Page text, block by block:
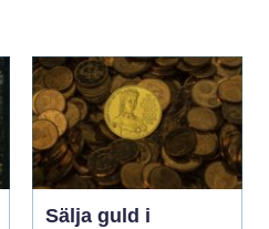
Sälja guld i